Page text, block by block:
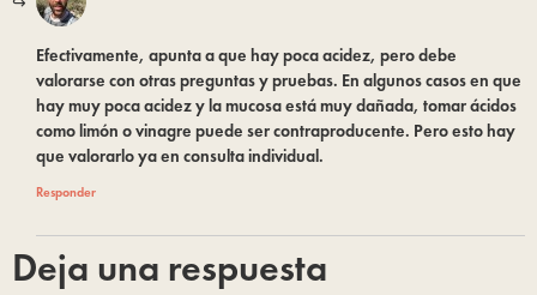
Efectivamente, apunta a que hay poca acidez, pero debe
valorarse con otras preguntas y pruebas. En algunos casos en que
hay muy poca acidez y la mucosa está muy dañada, tomar ácidos
como limón o vinagre puede ser contraproducente. Pero esto hay
que valorarlo ya en consulta individual.
Responder
Deja una respuesta